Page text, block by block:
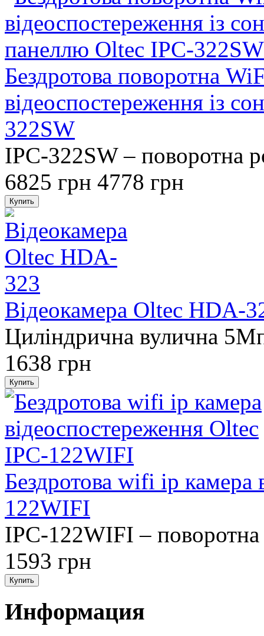
Бездротова поворотна
відеоспостереження із
322SW
IPC-322SW – поворотна
6825 грн 4778 грн
Відеокамера Oltec HDA-
Циліндрична вулична
1638 грн
Бездротова wifi ip камера
122WIFI
IPC-122WIFI –
1593 грн
Информация